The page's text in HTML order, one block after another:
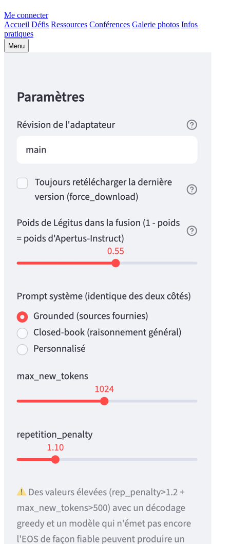
Me connecter
Accueil Défis Ressources Conférences Galerie photos Infos
pratiques
Menu